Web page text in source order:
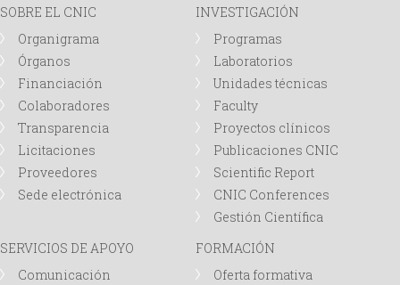
o
d
e
b
ú
s
n
c
p
l
SOBRE EL CNIC
Organigrama
Órganos
Financiación
Colaboradores
Transparencia
Licitaciones
Proveedores
Sede electrónica
INVESTIGACIÓN
Programas
Laboratorios
Unidades técnicas
Faculty
Proyectos clínicos
Publicaciones CNIC
Scientific Report
CNIC Conferences
Gestión Científica
SERVICIOS DE APOYO
Comunicación
FORMACIÓN
Oferta formativa